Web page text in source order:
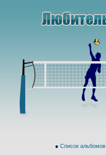
● Список альбомов